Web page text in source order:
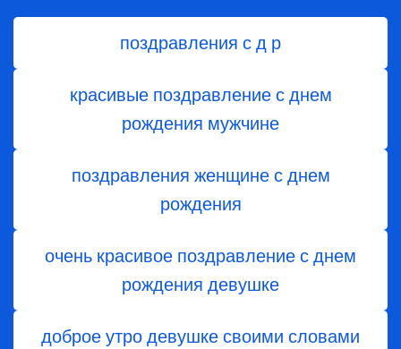
поздравления с д р
красивые поздравление с днем
рождения мужчине
поздравления женщине с днем
рождения
очень красивое поздравление с днем
рождения девушке
доброе утро девушке своими словами